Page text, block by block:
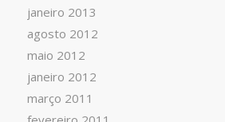
janeiro 2013
agosto 2012
maio 2012
janeiro 2012
março 2011